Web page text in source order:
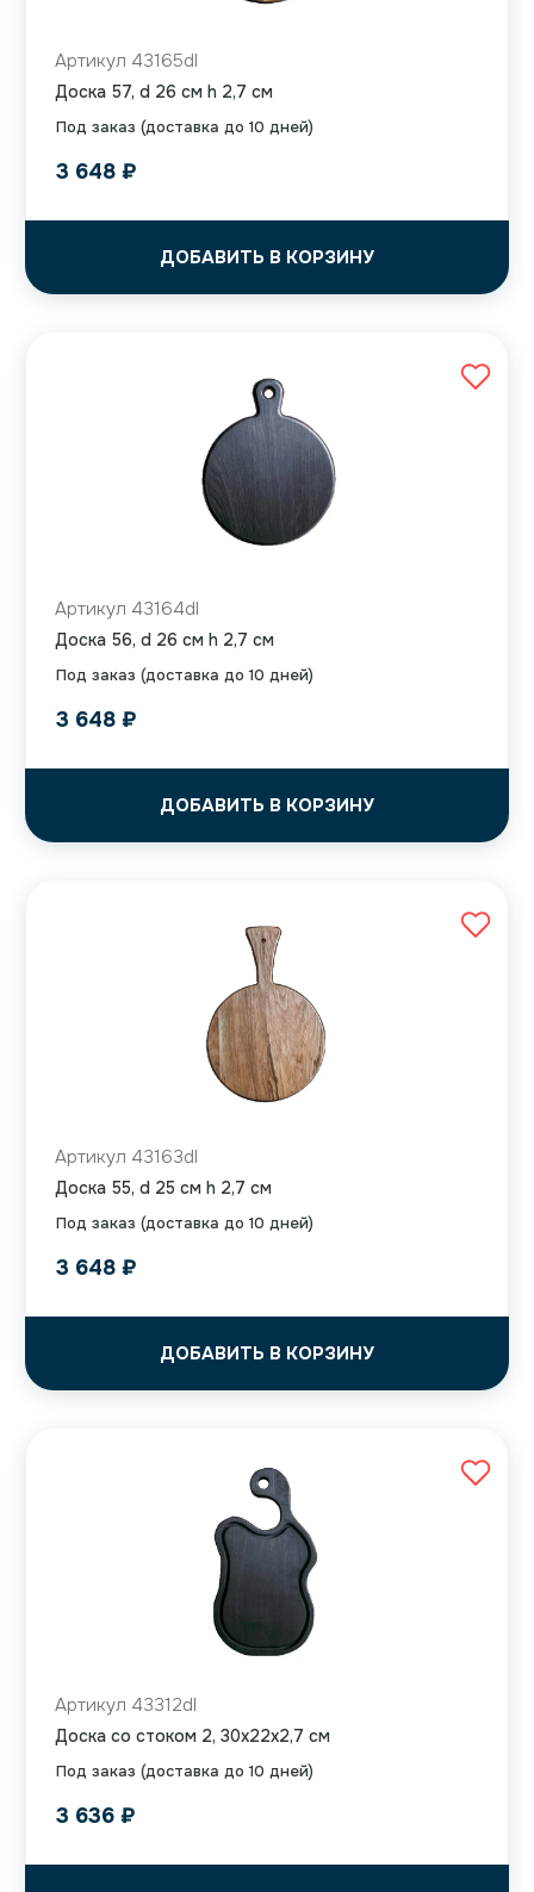
Под заказ (доставка до 10 дней)
Артикул 43165dl
Доска 57, d 26 см h 2,7 см
3 648 ₽
ДОБАВИТЬ В КОРЗИНУ
Под заказ (доставка до 10 дней)
Артикул 43164dl
Доска 56, d 26 см h 2,7 см
3 648 ₽
ДОБАВИТЬ В КОРЗИНУ
Под заказ (доставка до 10 дней)
Артикул 43163dl
Доска 55, d 25 см h 2,7 см
3 648 ₽
ДОБАВИТЬ В КОРЗИНУ
Под заказ (доставка до 10 дней)
Артикул 43312dl
Доска со стоком 2, 30x22x2,7 см
3 636 ₽